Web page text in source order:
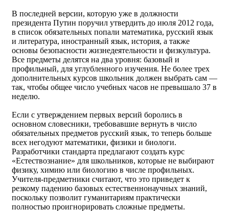
В последней версии, которую уже в должности
президента Путин поручил утвердить до июля 2012 года,
в список обязательных попали математика, русский язык
и литература, иностранный язык, история, а также
основы безопасности жизнедеятельности и физкультура.
Все предметы делятся на два уровня: базовый и
профильный, для углубленного изучения. Не более трех
дополнительных курсов школьник должен выбрать сам —
так, чтобы общее число учебных часов не превышало 37 в
неделю.
Если с утверждением первых версий боролись в
основном словесники, требовавшие вернуть в число
обязательных предметов русский язык, то теперь больше
всех негодуют математики, физики и биологи.
Разработчики стандарта предлагают создать курс
«Естествознание» для школьников, которые не выбирают
физику, химию или биологию в числе профильных.
Учителя-предметники считают, что это приведет к
резкому падению базовых естественнонаучных знаний,
поскольку позволит гуманитариям практически
полностью проигнорировать сложные предметы.